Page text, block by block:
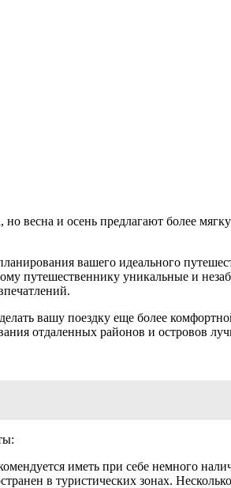
но весна и осень предлагают более
вашего идеального
путешественнику уникальные и
вашу поездку еще более
отдаленных районов и островов
иметь при себе немного
в туристических зонах.